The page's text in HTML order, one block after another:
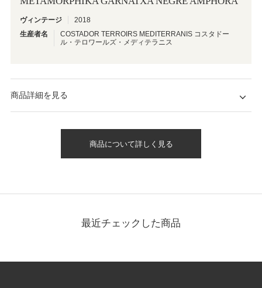
ヴィンテージ
2018
生産者名
COSTADOR TERROIRS MEDITERRANIS コスタドー
ル・テロワールズ・メディテラニス
商品詳細を見る
商品について詳しく見る
最近チェックした商品